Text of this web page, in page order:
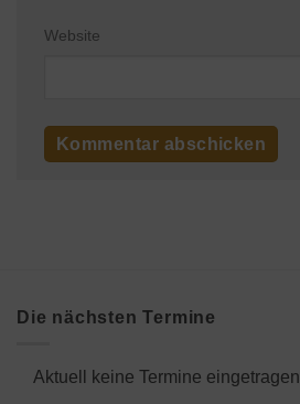
Website
Die nächsten Termine
Aktuell keine Termine eingetragen